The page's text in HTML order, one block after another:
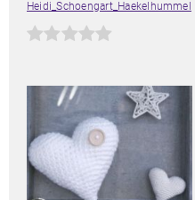
Heidi_Schoengart_Haekelhummel